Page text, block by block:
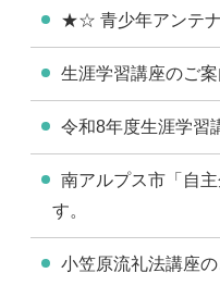
★☆ 青少年アンテ
生涯学習講座のご案
令和8年度生涯学習
南アルプス市「自
す。
小笠原流礼法講座